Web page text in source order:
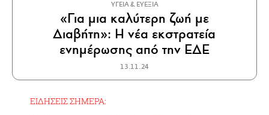
ΥΓΕΙΑ & ΕΥΕΞΙΑ
«Για μια καλύτερη ζωή με
Διαβήτη»: Η νέα εκστρατεία
ενημέρωσης από την ΕΔΕ
13.11.24
ΕΙΔΗΣΕΙΣ ΣΗΜΕΡΑ: